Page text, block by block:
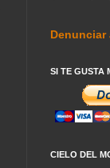
Denunciar
SI TE GUSTA
CIELO DEL